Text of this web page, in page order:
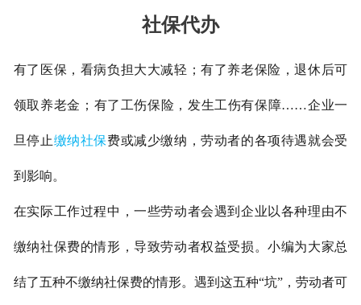
社保代办
有了医保，看病负担大大减轻；有了养老保险，退休后可
领取养老金；有了工伤保险，发生工伤有保障……企业一
旦停止缴纳社保费或减少缴纳，劳动者的各项待遇就会受
到影响。
在实际工作过程中，一些劳动者会遇到企业以各种理由不
缴纳社保费的情形，导致劳动者权益受损。小编为大家总
结了五种不缴纳社保费的情形。遇到这五种“坑”，劳动者可